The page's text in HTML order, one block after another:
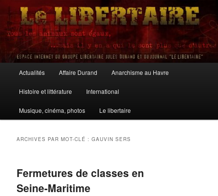
Aller
contenu
principal
Aller
contenu
secondaire
Le Libertaire
principal
Actualités Affaire Durand Anarchisme au Havre
Histoire et littérature International
Musique, cinéma, photos Le libertaire
ARCHIVES PAR MOT-CLÉ :GAUVIN SERS
Fermetures de classes en
Seine-Maritime